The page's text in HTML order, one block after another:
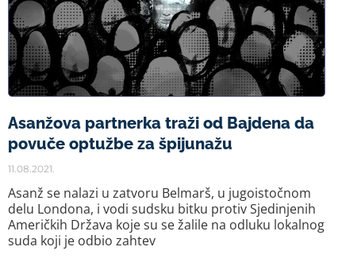
Asanžova partnerka traži od Bajdena da
povuče optužbe za špijunažu
11.08.2021.
Asanž se nalazi u zatvoru Belmarš, u jugoistočnom
delu Londona, i vodi sudsku bitku protiv Sjedinjenih
Američkih Država koje su se žalile na odluku lokalnog
suda koji je odbio zahtev